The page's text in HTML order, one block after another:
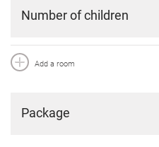
Number of children
Add a room
Package